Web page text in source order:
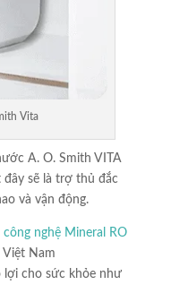
Vita
A. O. Smith VITA
sẽ là trợ thủ đắc
và vận động.
công nghệ Mineral RO
Nam
lợi cho sức khỏe như